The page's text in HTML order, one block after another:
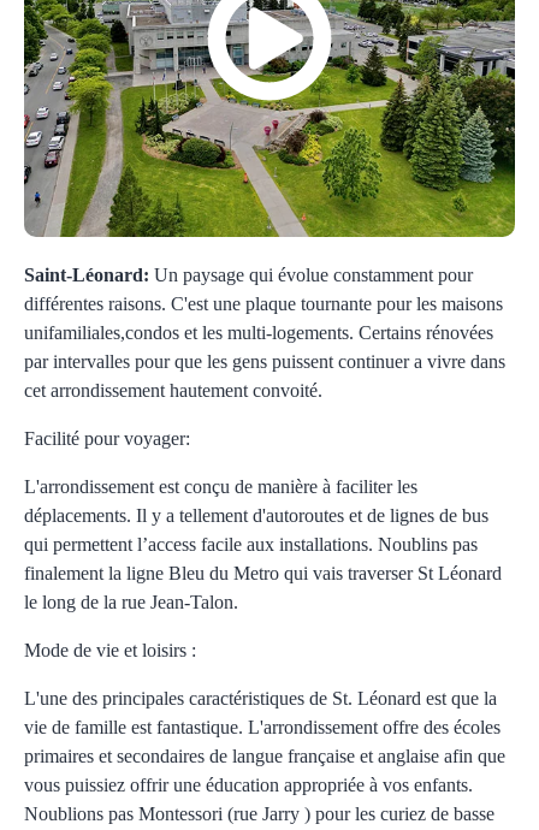
Saint-Léonard: Un paysage qui évolue constamment pour
différentes raisons. C'est une plaque tournante pour les maisons
unifamiliales,condos et les multi-logements. Certains rénovées
par intervalles pour que les gens puissent continuer a vivre dans
cet arrondissement hautement convoité.
Facilité pour voyager:
L'arrondissement est conçu de manière à faciliter les
déplacements. Il y a tellement d'autoroutes et de lignes de bus
qui permettent l’access facile aux installations. Noublins pas
finalement la ligne Bleu du Metro qui vais traverser St Léonard
le long de la rue Jean-Talon.
Mode de vie et loisirs :
L'une des principales caractéristiques de St. Léonard est que la
vie de famille est fantastique. L'arrondissement offre des écoles
primaires et secondaires de langue française et anglaise afin que
vous puissiez offrir une éducation appropriée à vos enfants.
Noublions pas Montessori (rue Jarry ) pour les curiez de basse